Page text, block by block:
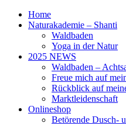
Home
Naturakademie – Shanti
Waldbaden
Yoga in der Natur
2025 NEWS
Waldbaden –
Freue mich auf
Rückblick auf
Marktleidenschaft
Onlineshop
Betörende Dusch-